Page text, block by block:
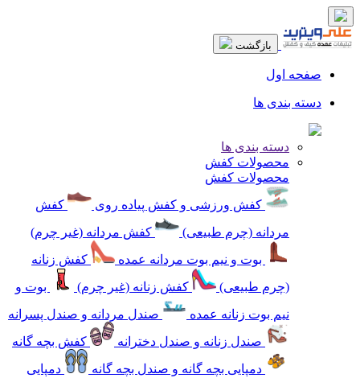
بازگشت
صفحه اول
دسته بندی ها
دسته بندی ها
محصولات کفش
محصولات کفش
کفش ورزشی و کفش پیاده روی
کفش
مردانه (چرم طبیعی)
کفش مردانه (غیر چرم)
بوت و نیم بوت مردانه عمده
کفش زنانه
(چرم طبیعی)
کفش زنانه (غیر چرم)
بوت و
نیم بوت زنانه عمده
صندل مردانه و صندل پسرانه
صندل زنانه و صندل دخترانه
کفش بچه گانه
دمپایی بچه گانه و صندل بچه گانه
دمپایی